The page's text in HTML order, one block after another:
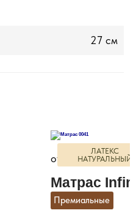
27 см
ЛАТЕКС
НАТУРАЛЬНЫЙ
от
19500 mdl
Матрас
Премиальные